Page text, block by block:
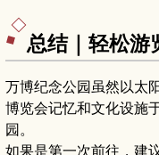
总结｜轻松游
万博纪念公园虽然以太
博览会记忆和文化设施
园。
如果是第一次前往，建